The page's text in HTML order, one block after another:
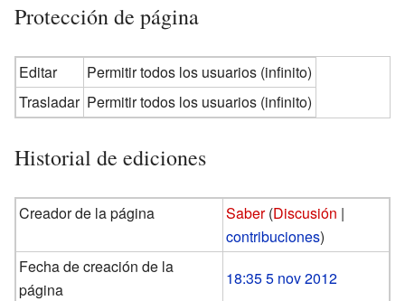
Protección de página
Editar
Permitir todos los usuarios (infinito)
Trasladar Permitir todos los usuarios (infinito)
Historial de ediciones
Creador de la página Saber (Discusión |
contribuciones)
Fecha de creación de la
página
18:35 5 nov 2012